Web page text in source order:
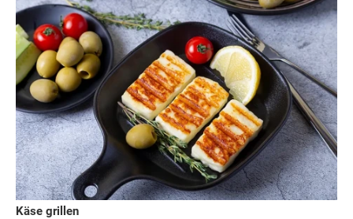
Käse grillen